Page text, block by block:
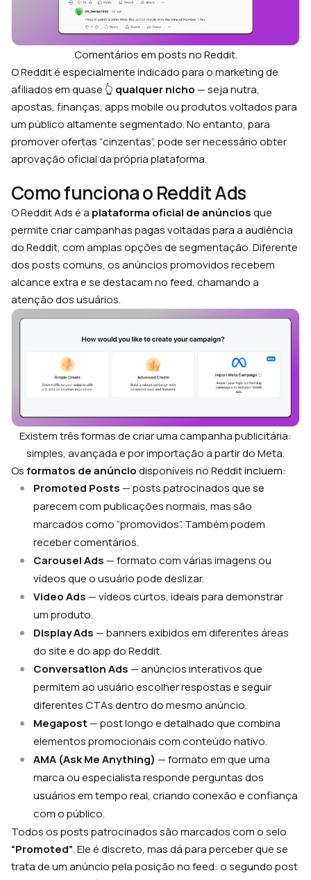
Comentários em posts no Reddit.
O Reddit é especialmente indicado para o marketing de
afiliados em quase 👆 qualquer nicho — seja nutra,
apostas, finanças, apps mobile ou produtos voltados para
um público altamente segmentado. No entanto, para
promover ofertas “cinzentas”, pode ser necessário obter
aprovação oficial da própria plataforma.
Como funciona o Reddit Ads
O Reddit Ads é a plataforma oficial de anúnciosque
permite criar campanhas pagas voltadas para a audiência
do Reddit, com amplas opções de segmentação. Diferente
dos posts comuns, os anúncios promovidos recebem
alcance extra e se destacam no feed, chamando a
atenção dos usuários.
Existem três formas de criar uma campanha publicitária:
simples, avançada e por importação a partir do Meta.
Osformatos de anúnciodisponíveis no Reddit incluem:
Promoted Posts — posts patrocinados que se
parecem com publicações normais, mas são
marcados como “promovidos”. Também podem
receber comentários.
Carousel Ads — formato com várias imagens ou
vídeos que o usuário pode deslizar.
Video Ads — vídeos curtos, ideais para demonstrar
um produto.
Display Ads — banners exibidos em diferentes áreas
do site e do app do Reddit.
Conversation Ads — anúncios interativos que
permitem ao usuário escolher respostas e seguir
diferentes CTAs dentro do mesmo anúncio.
Megapost — post longo e detalhado que combina
elementos promocionais com conteúdo nativo.
AMA (Ask Me Anything) — formato em que uma
marca ou especialista responde perguntas dos
usuários em tempo real, criando conexão e confiança
com o público.
Todos os posts patrocinados são marcados com o selo
“Promoted”. Ele é discreto, mas dá para perceber que se
trata de um anúncio pela posição no feed: o segundo post